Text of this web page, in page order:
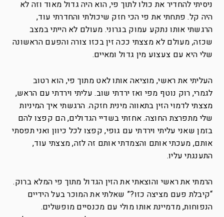
ניסיתי להחדיר את כולו לתוך פי, הוא היה גדול מאוד וזה לא
היה קל. פתחתי את פי הכי חזק שיכולתי והחדרתי עוד,
הרגשתי אותו נתקע עמוק בגרוני. מעולם לא הייתי במצב
שכזה, מעולם לא מצצתי ככה זין בכזו צורה והפעם הראשונה
שלי היא עם צעצוע מין גדול ומאיים.
העליתי את ראשי, מוציאה אותו לאט מתוך פי, הוא רטוב
לגמרי, רוק נוטף מפי ואז ירדתי שוב. עליתי וירדתי עם הראש,
מצצתי לדמוי הזין בתאווה מינית חזקה. הרגשתי איך המיניות
שלי מתפרצת החוצה. אחזתי בשדיי הגדולים, הם קפצו להם
בזמן שאני עליתי וירדתי עם גופי, קפצו לכל כיוון ואני תפסתי
אותם, מעכתי אותם והצמדתי אותם זה לזה, מצצתי עוד,
התענגתי עליו.
הרמתי את ראשי והוצאתי את הזין הגדול מתוך פי המלא ברוק.
“קיבלת פעם מציצה כזו?” שאלתי את המוכר בעל הידיים
הנפוחות, מדמיינת אותו מולי עם מכנסיים מופשלים.